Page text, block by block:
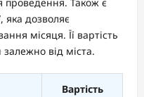
яка дозволяє
місяця. Її вартість
від міста.
Вартість